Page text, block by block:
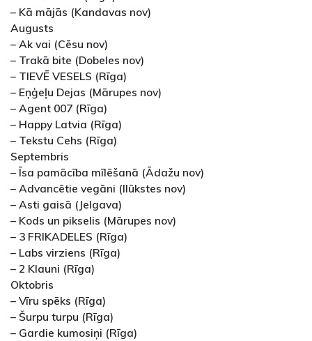
– Kā mājās (Kandavas nov)
Augusts
– Ak vai (Cēsu nov)
– Trakā bite (Dobeles nov)
– TIEVĒ VESELS (Rīga)
– Eņģeļu Dejas (Mārupes nov)
– Agent 007 (Rīga)
– Happy Latvia (Rīga)
– Tekstu Cehs (Rīga)
Septembris
– Īsa pamācība mīlēšanā (Ādažu nov)
– Advancētie vegāni (Ilūkstes nov)
– Asti gaisā (Jelgava)
– Kods un pikselis (Mārupes nov)
– 3 FRIKADELES (Rīga)
– Labs virziens (Rīga)
– 2 Klauni (Rīga)
Oktobris
– Vīru spēks (Rīga)
– Šurpu turpu (Rīga)
– Gardie kumosiņi (Rīga)